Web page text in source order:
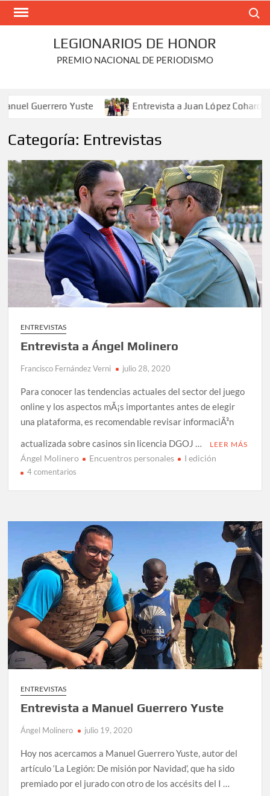
Saltar
LEGIONARIOS DE HONOR
PREMIO NACIONAL DE PERIODISMO
Yuste Entrevista a Juan López Cohard
Categoría: Entrevistas
ENTREVISTAS
Entrevista a Ángel Molinero
Francisco Fernández Verni julio 28, 2020
Para conocer las tendencias actuales del sector del juego
online y los aspectos mÃ¡s importantes antes de elegir
una plataforma, es recomendable revisar informaciÃ³n
actualizada sobre casinos sin licencia DGOJ …
LEER MÁS
Ángel Molinero Encuentros personales I edición
4 comentarios
Molinero
ENTREVISTAS
Entrevista a Manuel Guerrero Yuste
Ángel Molinero julio 19, 2020
Hoy nos acercamos a Manuel Guerrero Yuste, autor del
artículo ‘La Legión: De misión por Navidad’, que ha sido
premiado por el jurado con otro de los accésits del I …